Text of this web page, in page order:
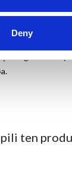
Deny
AC FIX:
ten